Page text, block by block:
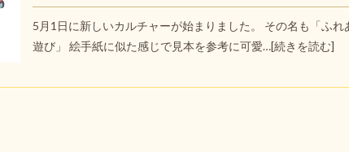
5月1日に新しいカルチャーが始まりました。 その名も「ふれ
遊び」 絵手紙に似た感じで見本を参考に可愛…[続きを読む]